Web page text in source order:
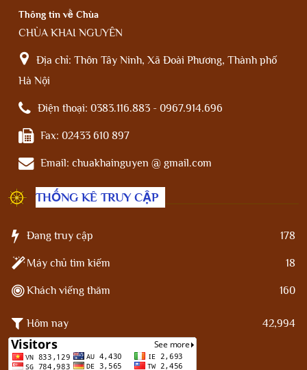
Thông tin về Chùa
CHÙA KHAI NGUYÊN
Địa chỉ: Thôn Tây Ninh, Xã Đoài Phương, Thành phố
Hà Nội
Điện thoại: 0383.116.883 - 0967.914.696
Fax: 02433 610 897
Email: chuakhainguyen @ gmail.com
THỐNG KÊ TRUY CẬP
Đang truy cập 178
Máy chủ tìm kiếm 18
Khách viếng thăm 160
Hôm nay 42,994